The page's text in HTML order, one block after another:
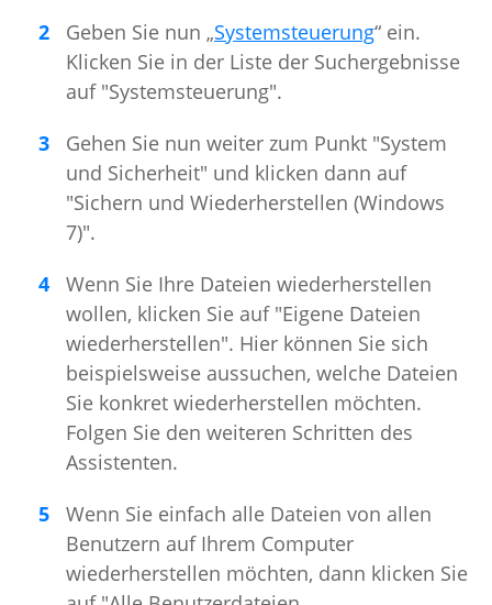
Geben Sie nun „Systemsteuerung“ ein.
Klicken Sie in der Liste der Suchergebnisse
auf "Systemsteuerung".
Gehen Sie nun weiter zum Punkt "System
und Sicherheit" und klicken dann auf
"Sichern und Wiederherstellen (Windows
7)".
Wenn Sie Ihre Dateien wiederherstellen
wollen, klicken Sie auf "Eigene Dateien
wiederherstellen". Hier können Sie sich
beispielsweise aussuchen, welche Dateien
Sie konkret wiederherstellen möchten.
Folgen Sie den weiteren Schritten des
Assistenten.
Wenn Sie einfach alle Dateien von allen
Benutzern auf Ihrem Computer
wiederherstellen möchten, dann klicken Sie